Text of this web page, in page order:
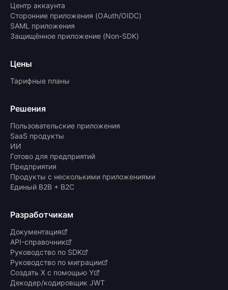
Центр аккаунта
Сторонние приложения (OAuth/OIDC)
SAML приложения
Защищённое приложение (Non-SDK)
Цены
Тарифные планы
Решения
Пользовательские приложения
SaaS продукты
ИИ
Готово для предприятий
Предприятия
Продукты с несколькими приложениями
Единый B2B + B2C
Разработчикам
Документация
API-справочник
Руководство по SDK
Руководство по миграции
Создать X с помощью Y
Декодер/кодировщик JWT